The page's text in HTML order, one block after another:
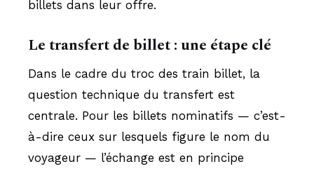
billets dans leur offre.
Le transfert de billet : une étape clé
Dans le cadre du troc des train billet, la
question technique du transfert est
centrale. Pour les billets nominatifs — c’est-
à-dire ceux sur lesquels figure le nom du
voyageur — l’échange est en principe